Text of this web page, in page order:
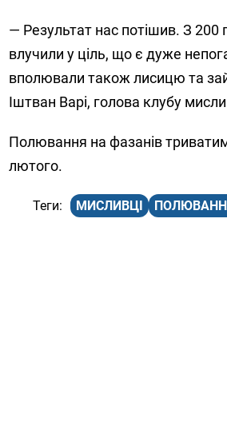
— Результат нас потішив. З 200
влучили у ціль, що є дуже
вполювали також лисицю та
Іштван Варі, голова клубу
Полювання на фазанів
лютого.
МИСЛИВЦІ